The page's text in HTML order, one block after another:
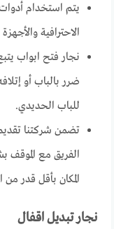
يتم استخدام
الاحترافية
نجار فتح ابواب
ضرر بالباب أو
للباب الحديدي.
تضمن شركتنا
الفريق مع
المكان بأقل قدر من
نجار تبديل اقفال